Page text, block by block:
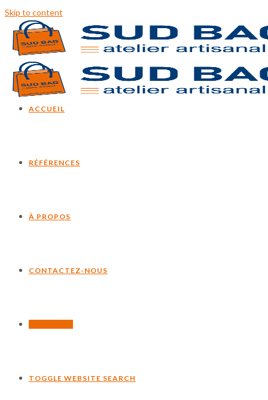
Skip to content
ACCUEIL
RÉFÉRENCES
À PROPOS
CONTACTEZ-NOUS
TOGGLE WEBSITE SEARCH